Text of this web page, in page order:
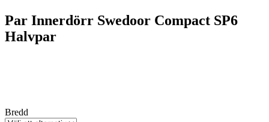
Par Innerdörr Swedoor Compact SP6
Halvpar
Bredd